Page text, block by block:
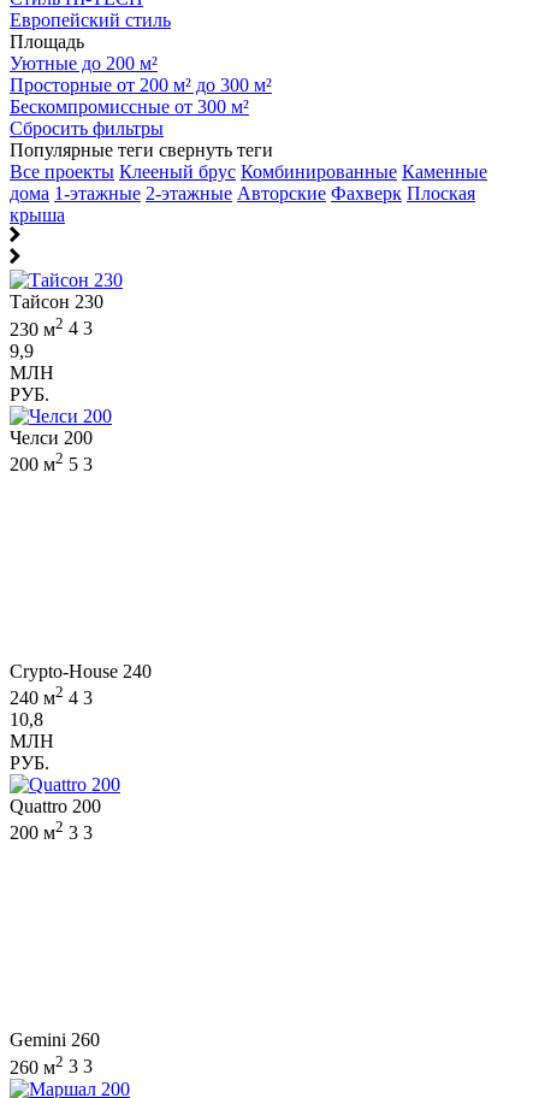
Европейский стиль
Площадь
Уютные до 200 м²
Просторные от 200 м² до 300 м²
Бескомпромиссные от 300 м²
Сбросить фильтры
Популярные теги свернуть теги
Все проекты Клееный брус Комбинированные Каменные
дома 1-этажные 2-этажные Авторские Фахверк Плоская
крыша
Тайсон 230
230 м2 4 3
9,9
МЛН
РУБ.
Челси 200
200 м2 5 3
Crypto-House 240
240 м2 4 3
10,8
МЛН
РУБ.
Quattro 200
200 м2 3 3
Gemini 260
260 м2 3 3